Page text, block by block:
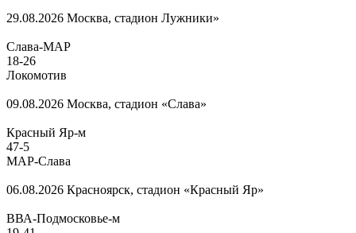
29.08.2026 Москва, стадион Лужники»
Слава-МАР
18-26
Локомотив
09.08.2026 Москва, стадион «Слава»
Красный Яр-м
47-5
МАР-Слава
06.08.2026 Красноярск, стадион «Красный Яр»
ВВА-Подмосковье-м